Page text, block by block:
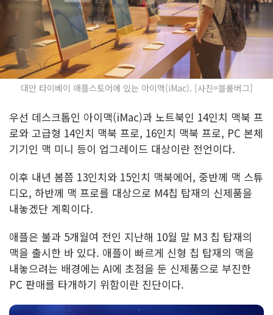
대만 타이베이 애플스토어에 있는 아이맥(iMac). [사진=블룸버그]
우선 데스크톱인 아이맥(iMac)과 노트북인 14인치 맥북 프
로와 고급형 14인치 맥북 프로, 16인치 맥북 프로, PC 본체
기기인 맥 미니 등이 업그레이드 대상이란 전언이다.
이후 내년 봄쯤 13인치와 15인치 맥북에어, 중반께 맥 스튜
디오, 하반께 맥 프로를 대상으로 M4칩 탑재의 신제품을
내놓겠단 계획이다.
애플은 불과 5개월여 전인 지난해 10월 말 M3 칩 탑재의
맥을 출시한 바 있다. 애플이 빠르게 신형 칩 탑재의 맥을
내놓으려는 배경에는 AI에 초점을 둔 신제품으로 부진한
PC 판매를 타개하기 위함이란 진단이다.